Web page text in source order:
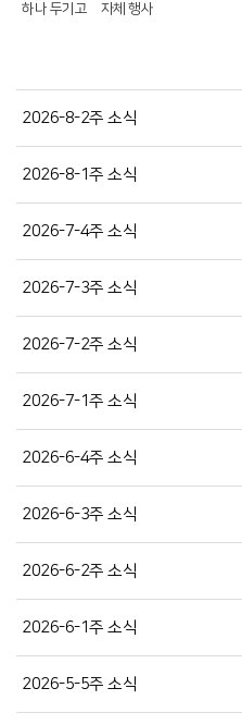
하나 두기고 자체 행사
2026-8-2주 소식
2026-8-1주 소식
2026-7-4주 소식
2026-7-3주 소식
2026-7-2주 소식
2026-7-1주 소식
2026-6-4주 소식
2026-6-3주 소식
2026-6-2주 소식
2026-6-1주 소식
2026-5-5주 소식